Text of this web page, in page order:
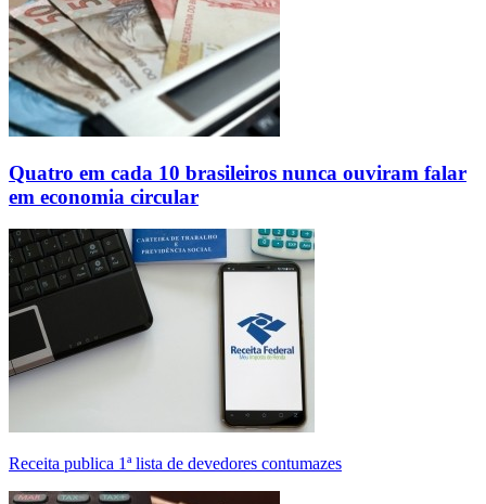
Quatro em cada 10 brasileiros nunca ouviram falar
em economia circular
Receita publica 1ª lista de devedores contumazes